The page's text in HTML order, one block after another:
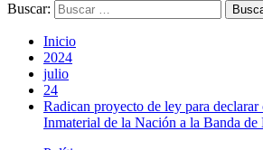
Buscar:
Inicio
2024
julio
24
Radican proyecto de ley para
Inmaterial de la Nación a la Banda de